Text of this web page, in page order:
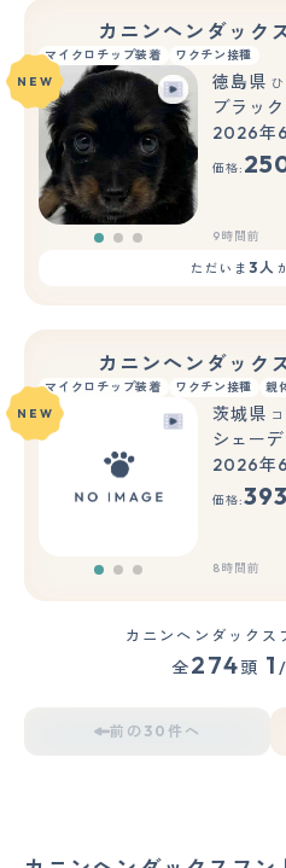
カニンヘンダック
マイクロチップ装着 ワクチン接種
NEW 徳島県
ブラッ
2026年
価格:
9時間前
ただいま3人
カニンヘンダック
マイクロチップ装着 ワクチン接種 親
NEW 茨城県
シェー
2026年
価格:
8時間前
カニンヘンダックス
全274頭 1
前の30件へ